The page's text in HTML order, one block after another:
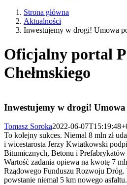
Strona główna
Aktualności
Inwestujemy w drogi! Umowa
Oficjalny portal
Chełmskiego
Inwestujemy w drogi!
Tomasz Soroka2022-06-
To kolejny sukces. Niemal 8 mln zł
i wicestarosta Jerzy Kwiatkowski
Bitumicznych, Betonu i
Wartość zadania opiewa na kwotę 7
Rządowego Funduszu Rozwoju Dróg.
powstanie niemal 5 km nowego